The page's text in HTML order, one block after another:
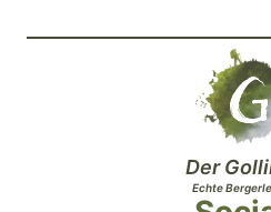
Der
Echte